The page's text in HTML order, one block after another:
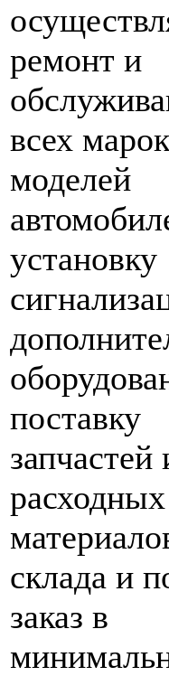
ремонт и
всех
моделей
установку
поставку
запчастей
расходных
склада и
заказ в